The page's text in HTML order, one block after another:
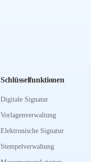
Schlüsselfunktionen
Digitale Signatur
Vorlagenverwaltung
Elektronische Signatur
Stempelverwaltung